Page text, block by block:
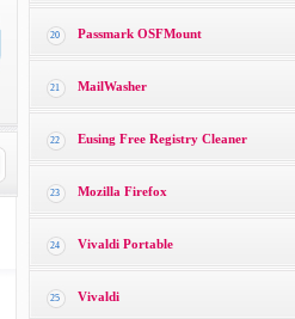
20 Passmark OSFMount
21 MailWasher
22 Eusing Free Registry Cleaner
23 Mozilla Firefox
24 Vivaldi Portable
25 Vivaldi